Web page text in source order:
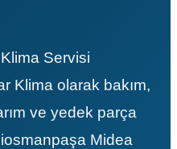
Servisi
Klima olarak bakım,
ve yedek parça
Midea